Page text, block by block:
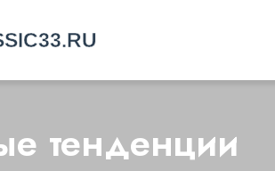
тенденции